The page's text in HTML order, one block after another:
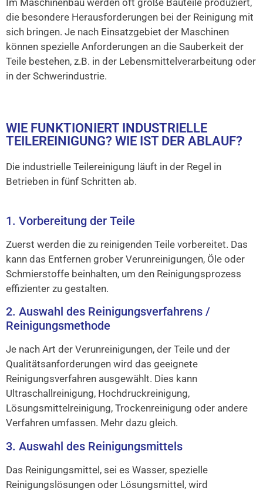
Im Maschinenbau werden oft große Bauteile produziert,
die besondere Herausforderungen bei der Reinigung mit
sich bringen. Je nach Einsatzgebiet der Maschinen
können spezielle Anforderungen an die Sauberkeit der
Teile bestehen, z.B. in der Lebensmittelverarbeitung oder
in der Schwerindustrie.
WIE FUNKTIONIERT INDUSTRIELLE
TEILEREINIGUNG? WIE IST DER ABLAUF?
Die industrielle Teilereinigung läuft in der Regel in
Betrieben in fünf Schritten ab.
1. Vorbereitung der Teile
Zuerst werden die zu reinigenden Teile vorbereitet. Das
kann das Entfernen grober Verunreinigungen, Öle oder
Schmierstoffe beinhalten, um den Reinigungsprozess
effizienter zu gestalten.
2. Auswahl des Reinigungsverfahrens /
Reinigungsmethode
Je nach Art der Verunreinigungen, der Teile und der
Qualitätsanforderungen wird das geeignete
Reinigungsverfahren ausgewählt. Dies kann
Ultraschallreinigung, Hochdruckreinigung,
Lösungsmittelreinigung, Trockenreinigung oder andere
Verfahren umfassen. Mehr dazu gleich.
3. Auswahl des Reinigungsmittels
Das Reinigungsmittel, sei es Wasser, spezielle
Reinigungslösungen oder Lösungsmittel, wird